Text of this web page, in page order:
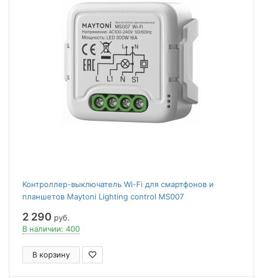
Контроллер-выключатель Wi-Fi для смартфонов и
планшетов Maytoni Lighting control MS007
2 290 руб.
В наличии: 400
В корзину